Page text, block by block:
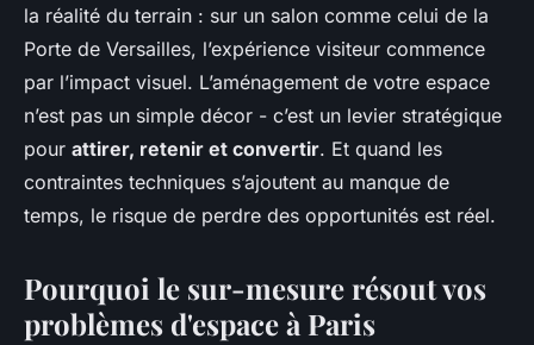
la réalité du terrain : sur un salon comme celui de la
Porte de Versailles, l’expérience visiteur commence
par l’impact visuel. L’aménagement de votre espace
n’est pas un simple décor - c’est un levier stratégique
pour attirer, retenir et convertir. Et quand les
contraintes techniques s’ajoutent au manque de
temps, le risque de perdre des opportunités est réel.
Pourquoi le sur-mesure résout vos
problèmes d'espace à Paris